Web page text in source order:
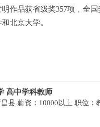
作品获省级奖357项，全
北京大学。
高中学科教师
县 薪资：10000以上 职位：